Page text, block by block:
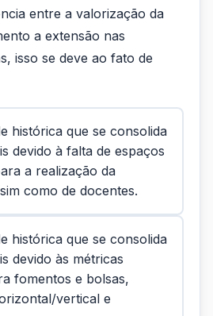
entre a valorização da
a extensão nas
isso se deve ao fato de
histórica que se consolida
devido à falta de espaços
a realização da
como de docentes.
histórica que se consolida
devido às métricas
fomentos e bolsas,
vertical e